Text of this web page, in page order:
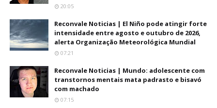
20:05
Reconvale Noticias | El Niño pode atingir forte
intensidade entre agosto e outubro de 2026,
alerta Organização Meteorológica Mundial
07:21
Reconvale Noticias | Mundo: adolescente com
transtornos mentais mata padrasto e bisavó
com machado
07:15